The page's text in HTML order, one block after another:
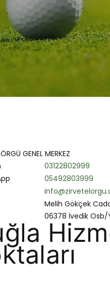
GENEL MERKEZ
03122802999
05492803999
Melih Gökçek
06378 İvedik